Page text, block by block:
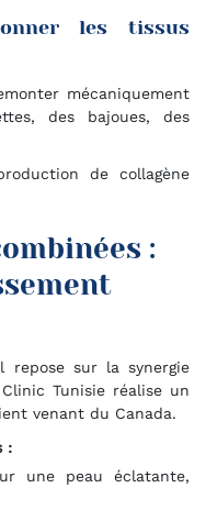
les tissus
mécaniquement
des bajoues, des
de collagène
:
repose sur la synergie
Tunisie réalise un
venant du Canada.
:
une peau éclatante,